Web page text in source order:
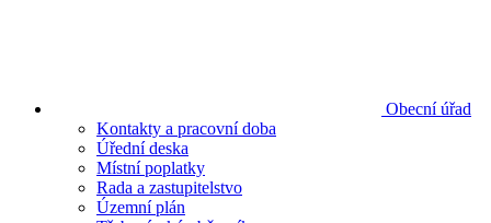
Obecní úřad
Kontakty a pracovní doba
Úřední deska
Místní poplatky
Rada a zastupitelstvo
Územní plán